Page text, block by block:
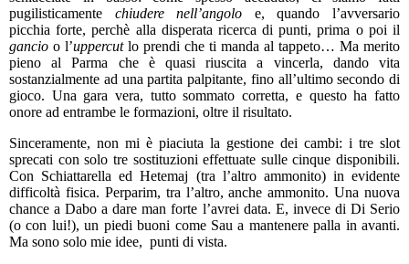
pugilisticamente chiudere nell’angolo e, quando l’avversario
picchia forte, perchè alla disperata ricerca di punti, prima o poi il
gancio o l’uppercutlo prendi che ti manda al tappeto… Ma merito
pieno al Parma che è quasi riuscita a vincerla, dando vita
sostanzialmente ad una partita palpitante, fino all’ultimo secondo di
gioco. Una gara vera, tutto sommato corretta, e questo ha fatto
onore ad entrambe le formazioni, oltre il risultato.
Sinceramente, non mi è piaciuta la gestione dei cambi: i tre slot
sprecati con solo tre sostituzioni effettuate sulle cinque disponibili.
Con Schiattarella ed Hetemaj (tra l’altro ammonito) in evidente
difficoltà fisica. Perparim, tra l’altro, anche ammonito. Una nuova
chance a Dabo a dare man forte l’avrei data. E, invece di Di Serio
(o con lui!), un piedi buoni come Sau a mantenere palla in avanti.
Ma sono solo mie idee, punti di vista.